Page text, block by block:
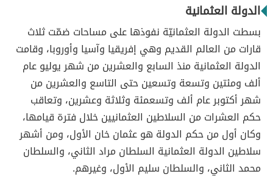
الدولة العثمانية
بسطت الدولة العثمانيّة نفوذها على مساحات ضمّت ثلاث
قارات من العالم القديم وهي إفريقيا وآسيا وأوروبا، وقامت
الدولة العثمانية منذ السابع والعشرين من شهر يوليو عام
ألف ومئتين وتسعة وتسعين حتى التاسع والعشرين من
شهر أكتوبر عام ألف وتسعمئة وثلاثة وعشرين، وتعاقب
حكم العشرات من السلاطين العثمانيين خلال فترة قيامها،
وكان أول من حكم الدولة هو عثمان خان الأول، ومن أشهر
سلاطين الدولة العثمانية السلطان مراد الثاني، والسلطان
محمد الثاني، والسلطان سليم الأول، وغيرهم.